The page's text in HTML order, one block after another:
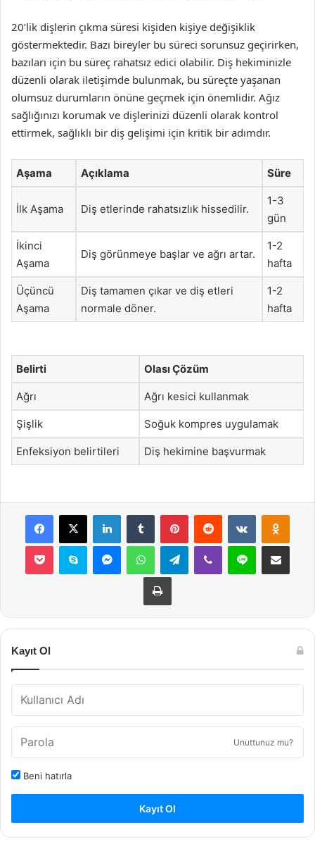
20’lik dişlerin çıkma süresi kişiden kişiye değişiklik
göstermektedir. Bazı bireyler bu süreci sorunsuz geçirirken,
bazıları için bu süreç rahatsız edici olabilir. Diş hekiminizle
düzenli olarak iletişimde bulunmak, bu süreçte yaşanan
olumsuz durumların önüne geçmek için önemlidir. Ağız
sağlığınızı korumak ve dişlerinizi düzenli olarak kontrol
ettirmek, sağlıklı bir diş gelişimi için kritik bir adımdır.
Aşama Açıklama Süre
İlk Aşama Diş etlerinde rahatsızlık hissedilir.
1-3
gün
İkinci
Aşama
Diş görünmeye başlar ve ağrı artar.
1-2
hafta
Üçüncü
Aşama
Diş tamamen çıkar ve diş etleri
normale döner.
1-2
hafta
Belirti Olası Çözüm
Ağrı Ağrı kesici kullanmak
Şişlik Soğuk kompres uygulamak
Enfeksiyon belirtileri Diş hekimine başvurmak
Facebook
X LinkedInTumblr PinterestReddit VKontakte
Pocket Skype MessengerWhatsAppTelegramViber Line E-Posta ile
Yazdır
Kayıt Ol
Unuttunuz mu?
Beni hatırla
Kayıt Ol